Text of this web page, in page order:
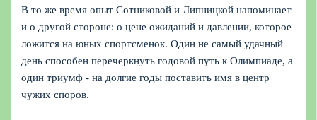
В то же время опыт Сотниковой и Липницкой напоминает
и о другой стороне: о цене ожиданий и давлении, которое
ложится на юных спортсменок. Один не самый удачный
день способен перечеркнуть годовой путь к Олимпиаде, а
один триумф - на долгие годы поставить имя в центр
чужих споров.